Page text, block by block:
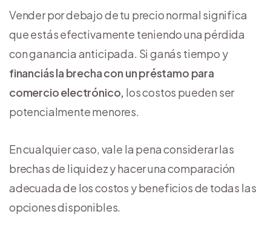
Vender por debajo de tu precio normal significa
que estás efectivamente teniendo una pérdida
con ganancia anticipada. Si ganás tiempo y
financiás la brecha con un préstamo para
comercio electrónico, los costos pueden ser
potencialmente menores.
En cualquier caso, vale la pena considerar las
brechas de liquidez y hacer una comparación
adecuada de los costos y beneficios de todas las
opciones disponibles.